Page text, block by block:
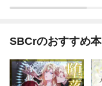
SBCrのおすすめ本